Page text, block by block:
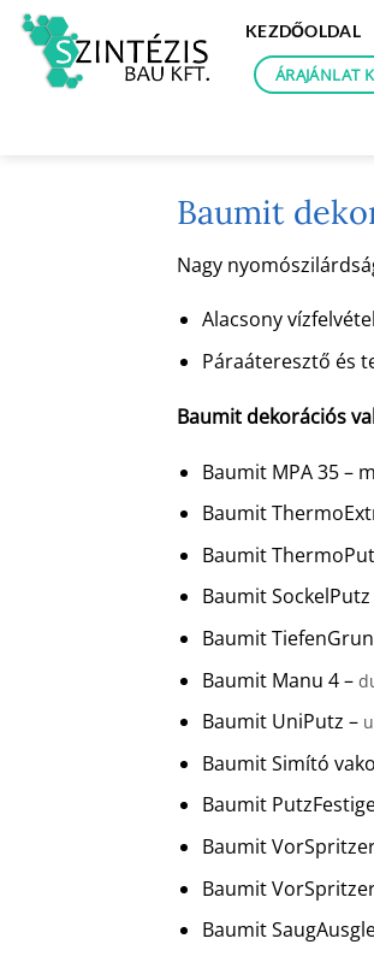
Skip
content
KEZDŐOLDAL
ÁRAJÁNLAT
Baumit
Nagy
Alacsony
Páraáteresztő és
Baumit dekorációs
Baumit MPA 35 –
Baumit
Baumit
Baumit SockelPutz
Baumit
Baumit Manu 4 –
Baumit UniPutz –
Baumit Simító
Baumit
Baumit
Baumit
Baumit